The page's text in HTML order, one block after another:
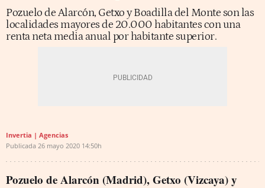
Pozuelo de Alarcón, Getxo y Boadilla del Monte son las
localidades mayores de 20.000 habitantes con una
renta neta media anual por habitante superior.
Invertia | Agencias
Publicada 26 mayo 2020 14:50h
Pozuelo de Alarcón (Madrid), Getxo (Vizcaya) y